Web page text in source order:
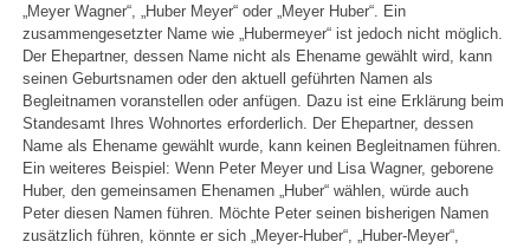
„Meyer Wagner“, „Huber Meyer“ oder „Meyer Huber“. Ein
zusammengesetzter Name wie „Hubermeyer“ ist jedoch nicht möglich.
Der Ehepartner, dessen Name nicht als Ehename gewählt wird, kann
seinen Geburtsnamen oder den aktuell geführten Namen als
Begleitnamen voranstellen oder anfügen. Dazu ist eine Erklärung beim
Standesamt Ihres Wohnortes erforderlich. Der Ehepartner, dessen
Name als Ehename gewählt wurde, kann keinen Begleitnamen führen.
Ein weiteres Beispiel: Wenn Peter Meyer und Lisa Wagner, geborene
Huber, den gemeinsamen Ehenamen „Huber“ wählen, würde auch
Peter diesen Namen führen. Möchte Peter seinen bisherigen Namen
zusätzlich führen, könnte er sich „Meyer-Huber“, „Huber-Meyer“,